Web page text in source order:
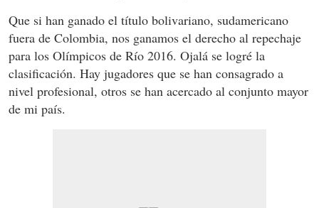
Que si han ganado el título bolivariano, sudamericano
fuera de Colombia, nos ganamos el derecho al repechaje
para los Olímpicos de Río 2016. Ojalá se logré la
clasificación. Hay jugadores que se han consagrado a
nivel profesional, otros se han acercado al conjunto mayor
de mi país.